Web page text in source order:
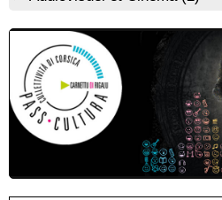
! EVENEMENT REPORTE !
Gilles Antonioli autour de son
Rivages du destin” - Afà / Prupià /
Residenza di scrittura di Angela
Sardegna - Mediateca di
Résidence d’écriture et de
Castelli - Institut Mémoires de
Médiathèque de Castagniccia
Rencontre / dédicace avec